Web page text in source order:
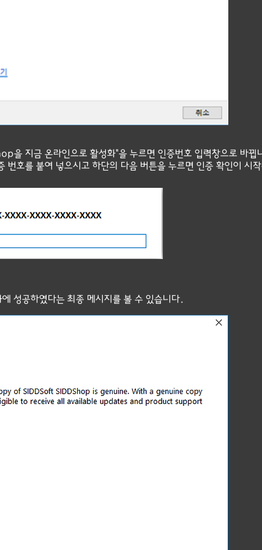
지금 온라인으로 활성화"을 누르면 인증번호 입력창으로 바뀝
호를 붙여 넣으시고 하단의 다음 버튼을 누르면 인증 확인이 시
성공하였다는 최종 메시지를 볼 수 있습니다.